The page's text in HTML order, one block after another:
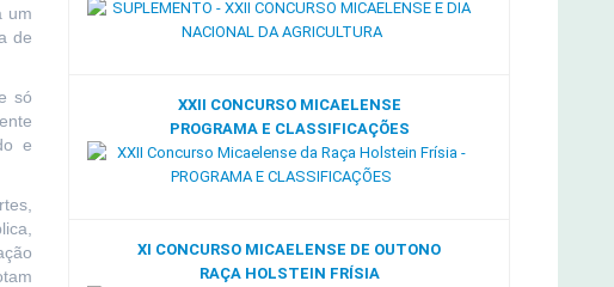
um
de
só
e
XXII CONCURSO MICAELENSE
PROGRAMA E CLASSIFICAÇÕES
XI CONCURSO MICAELENSE DE OUTONO
RAÇA HOLSTEIN FRÍSIA